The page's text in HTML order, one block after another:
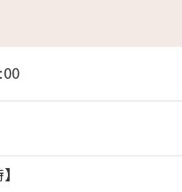
へらくらくアクセス！国
ア（DFS）
高の立地！